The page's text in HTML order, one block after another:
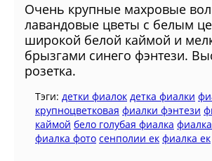
Очень крупные махровые
лавандовые цветы с белым
широкой белой каймой и
брызгами синего фэнтези.
розетка.
Тэги: детки фиалок детка фиалки
крупноцветковая фиалки фэнтези
каймой бело голубая фиалка
фиалка фото сенполии ек фиалка ек